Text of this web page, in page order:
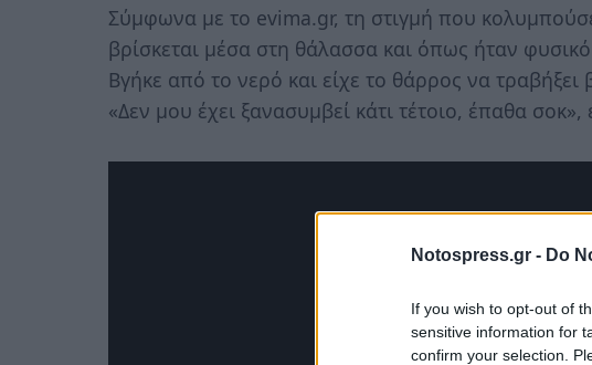
Notospress.gr - Do
If you wish to opt-out of
sensitive information for
confirm your selection.
Σύμφωνα με το evima.gr, τη στιγμή που
βρίσκεται μέσα στη θάλασσα και όπως ήταν
Βγήκε από το νερό και είχε το θάρρος να τραβήξει
«Δεν μου έχει ξανασυμβεί κάτι τέτοιο, έπαθα σοκ»,